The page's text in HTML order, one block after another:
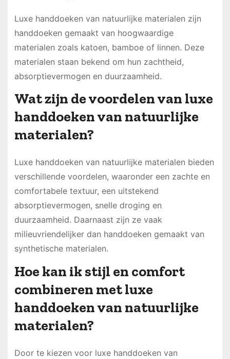
Luxe handdoeken van natuurlijke materialen zijn
handdoeken gemaakt van hoogwaardige
materialen zoals katoen, bamboe of linnen. Deze
materialen staan bekend om hun zachtheid,
absorptievermogen en duurzaamheid.
Wat zijn de voordelen van luxe
handdoeken van natuurlijke
materialen?
Luxe handdoeken van natuurlijke materialen bieden
verschillende voordelen, waaronder een zachte en
comfortabele textuur, een uitstekend
absorptievermogen, snelle droging en
duurzaamheid. Daarnaast zijn ze vaak
milieuvriendelijker dan handdoeken gemaakt van
synthetische materialen.
Hoe kan ik stijl en comfort
combineren met luxe
handdoeken van natuurlijke
materialen?
Door te kiezen voor luxe handdoeken van